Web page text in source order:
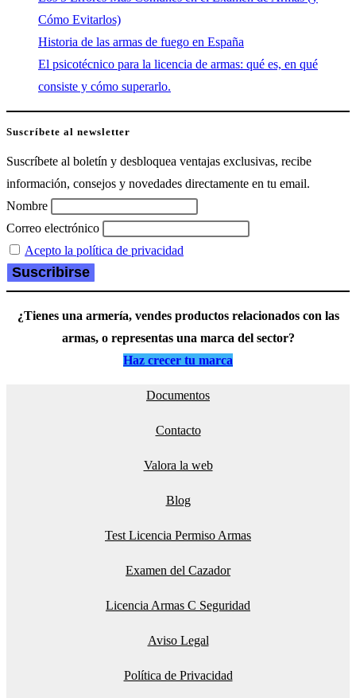
Cómo Evitarlos)
Historia de las armas de fuego en España
El psicotécnico para la licencia de armas: qué es, en qué
consiste y cómo superarlo.
Suscríbete al newsletter
Suscríbete al boletín y desbloquea ventajas exclusivas, recibe
información, consejos y novedades directamente en tu email.
Nombre
Correo electrónico
Acepto la política de privacidad
¿Tienes una armería, vendes productos relacionados con las
armas, o representas una marca del sector?
Haz crecer tu marca
Documentos
Contacto
Valora la web
Blog
Test Licencia Permiso Armas
Examen del Cazador
Licencia Armas C Seguridad
Aviso Legal
Política de Privacidad